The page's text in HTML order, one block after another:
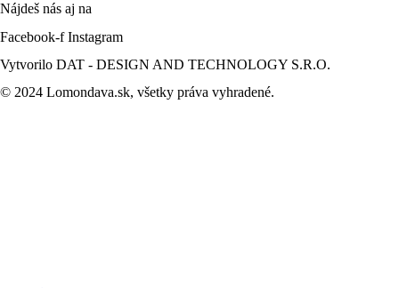
Nájdeš nás aj na
Facebook-f Instagram
Vytvorilo DAT - DESIGN AND TECHNOLOGY S.R.O.
© 2024 Lomondava.sk, všetky práva vyhradené.